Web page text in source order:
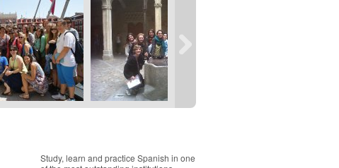
Study, learn and practice Spanish in one